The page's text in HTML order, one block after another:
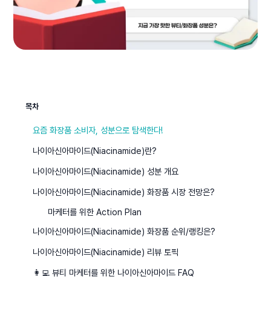
목차
요즘 화장품 소비자, 성분으로 탐색한다!
나이아신아마이드(Niacinamide)란?
나이아신아마이드(Niacinamide) 성분 개요
나이아신아마이드(Niacinamide) 화장품 시장 전망은?
마케터를 위한 Action Plan
나이아신아마이드(Niacinamide) 화장품 순위/랭킹은?
나이아신아마이드(Niacinamide) 리뷰 토픽
👩‍💻 뷰티 마케터를 위한 나이아신아마이드 FAQ